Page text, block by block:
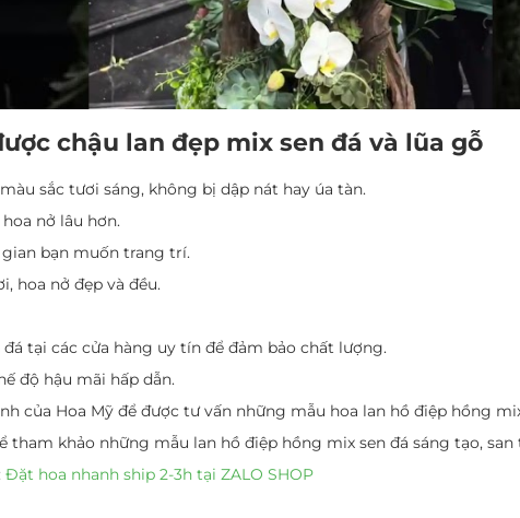
chậu lan đẹp mix sen đá và lũa gỗ
sắc tươi sáng, không bị dập nát hay úa tàn.
nở lâu hơn.
bạn muốn trang trí.
hoa nở đẹp và đều.
tại các cửa hàng uy tín để đảm bảo chất lượng.
độ hậu mãi hấp dẫn.
của Hoa Mỹ để được tư vấn những mẫu hoa lan hồ điệp hồng
tham khảo những mẫu lan hồ điệp hồng mix sen đá sáng tạo,
Đặt hoa nhanh ship 2-3h tại ZALO SHOP